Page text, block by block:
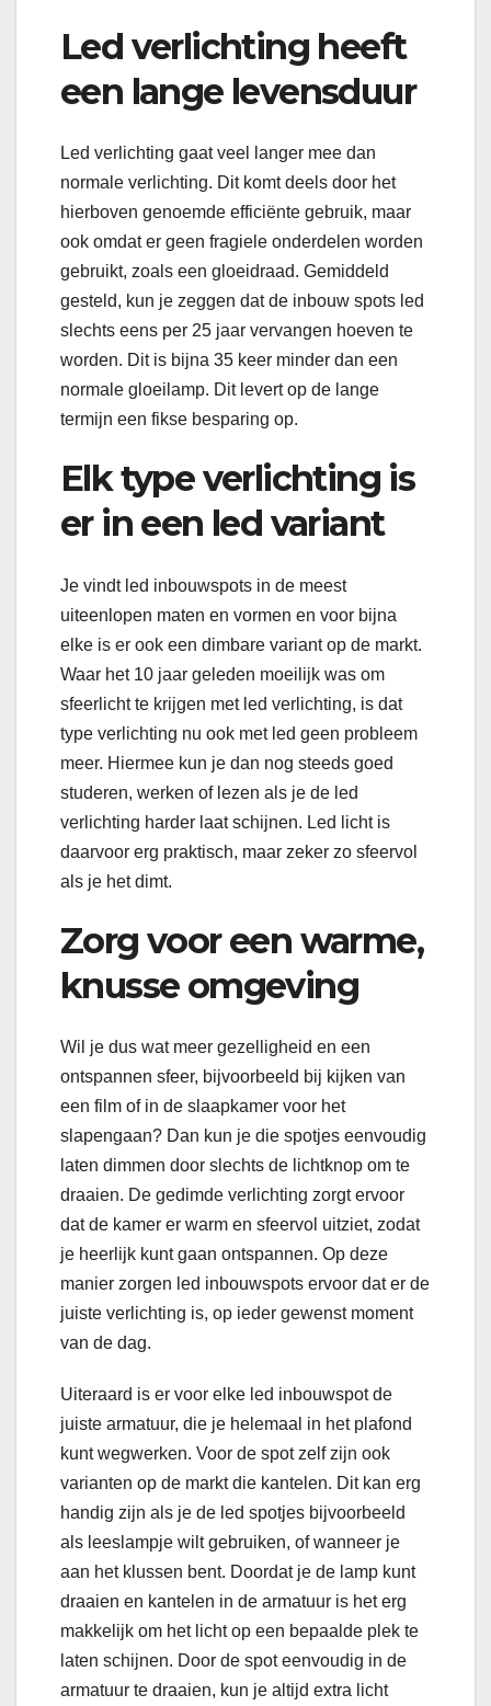
Led verlichting heeft
een lange levensduur
Led verlichting gaat veel langer mee dan
normale verlichting. Dit komt deels door het
hierboven genoemde efficiënte gebruik, maar
ook omdat er geen fragiele onderdelen worden
gebruikt, zoals een gloeidraad. Gemiddeld
gesteld, kun je zeggen dat de inbouw spots led
slechts eens per 25 jaar vervangen hoeven te
worden. Dit is bijna 35 keer minder dan een
normale gloeilamp. Dit levert op de lange
termijn een fikse besparing op.
Elk type verlichting is
er in een led variant
Je vindt led inbouwspots in de meest
uiteenlopen maten en vormen en voor bijna
elke is er ook een dimbare variant op de markt.
Waar het 10 jaar geleden moeilijk was om
sfeerlicht te krijgen met led verlichting, is dat
type verlichting nu ook met led geen probleem
meer. Hiermee kun je dan nog steeds goed
studeren, werken of lezen als je de led
verlichting harder laat schijnen. Led licht is
daarvoor erg praktisch, maar zeker zo sfeervol
als je het dimt.
Zorg voor een warme,
knusse omgeving
Wil je dus wat meer gezelligheid en een
ontspannen sfeer, bijvoorbeeld bij kijken van
een film of in de slaapkamer voor het
slapengaan? Dan kun je die spotjes eenvoudig
laten dimmen door slechts de lichtknop om te
draaien. De gedimde verlichting zorgt ervoor
dat de kamer er warm en sfeervol uitziet, zodat
je heerlijk kunt gaan ontspannen. Op deze
manier zorgen led inbouwspots ervoor dat er de
juiste verlichting is, op ieder gewenst moment
van de dag.
Uiteraard is er voor elke led inbouwspot de
juiste armatuur, die je helemaal in het plafond
kunt wegwerken. Voor de spot zelf zijn ook
varianten op de markt die kantelen. Dit kan erg
handig zijn als je de led spotjes bijvoorbeeld
als leeslampje wilt gebruiken, of wanneer je
aan het klussen bent. Doordat je de lamp kunt
draaien en kantelen in de armatuur is het erg
makkelijk om het licht op een bepaalde plek te
laten schijnen. Door de spot eenvoudig in de
armatuur te draaien, kun je altijd extra licht